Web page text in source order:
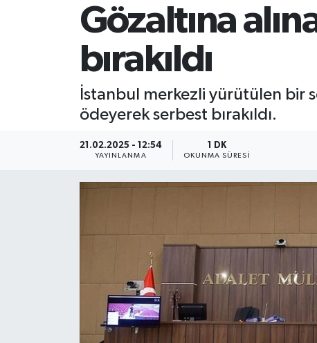
Gözaltına
bırakıldı
İstanbul merkezli yürütülen bir
ödeyerek serbest bırakıldı.
21.02.2025 - 12:54
YAYINLANMA
1 DK
OKUNMA SÜRESI